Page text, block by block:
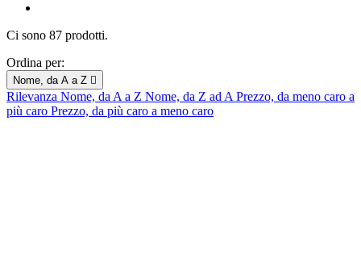
Ci sono 87 prodotti.
Ordina per:
Nome, da A a Z 
Rilevanza Nome, da A a Z Nome, da Z ad A Prezzo, da meno caro a
più caro Prezzo, da più caro a meno caro